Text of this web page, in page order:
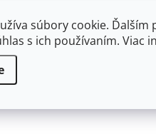
súbory cookie.
s ich používaním. Viac